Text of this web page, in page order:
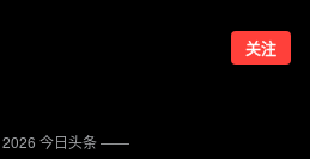
关注
2026 今日头条——